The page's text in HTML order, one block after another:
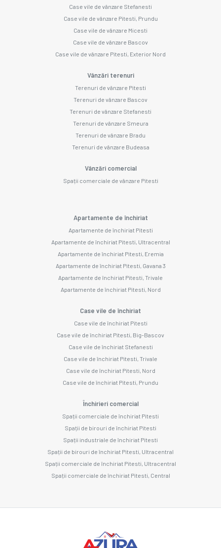
Case vile de vânzare Stefanesti
Case vile de vânzare Pitesti, Prundu
Case vile de vânzare Micesti
Case vile de vânzare Bascov
Case vile de vânzare Pitesti, Exterior Nord
Vânzări terenuri
Terenuri de vânzare Pitesti
Terenuri de vânzare Bascov
Terenuri de vânzare Stefanesti
Terenuri de vânzare Smeura
Terenuri de vânzare Bradu
Terenuri de vânzare Budeasa
Vânzări comercial
Spații comerciale de vânzare Pitesti
Apartamente de închiriat
Apartamente de închiriat Pitesti
Apartamente de închiriat Pitesti, Ultracentral
Apartamente de închiriat Pitesti, Eremia
Apartamente de închiriat Pitesti, Gavana 3
Apartamente de închiriat Pitesti, Trivale
Apartamente de închiriat Pitesti, Nord
Case vile de închiriat
Case vile de închiriat Pitesti
Case vile de închiriat Pitesti, Big-Bascov
Case vile de închiriat Stefanesti
Case vile de închiriat Pitesti, Trivale
Case vile de închiriat Pitesti, Nord
Case vile de închiriat Pitesti, Prundu
Închirieri comercial
Spații comerciale de închiriat Pitesti
Spații de birouri de închiriat Pitesti
Spații industriale de închiriat Pitesti
Spații de birouri de închiriat Pitesti, Ultracentral
Spații comerciale de închiriat Pitesti, Ultracentral
Spații comerciale de închiriat Pitesti, Central